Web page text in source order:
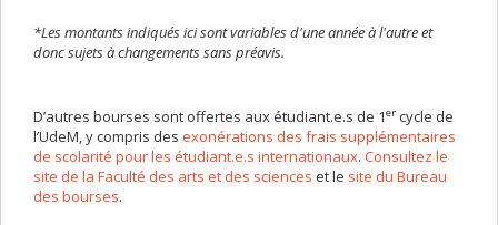
*Les montants indiqués ici sont variables d'une année à l'autre et
donc sujets à changements sans préavis.
D’autres bourses sont offertes aux étudiant.e.s de 1er cycle de
l’UdeM, y compris des exonérations des frais supplémentaires
de scolarité pour les étudiant.e.s internationaux. Consultez le
site de la Faculté des arts et des sciences et le site du Bureau
des bourses.